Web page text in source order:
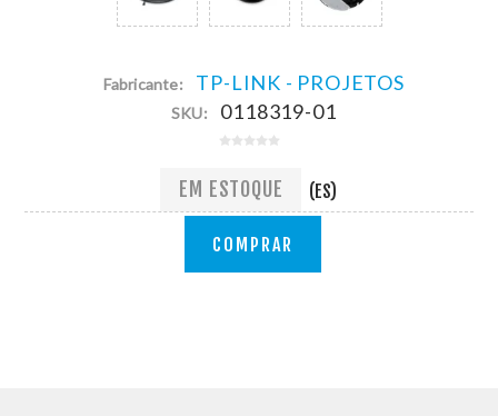
Fabricante: TP-LINK - PROJETOS
SKU: 0118319-01
EM ESTOQUE (ES)
COMPRAR